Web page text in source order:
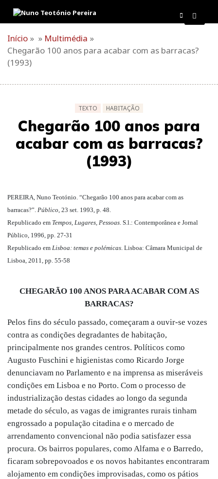
Início » » Multimédia »
Chegarão 100 anos para acabar com as barracas?
(1993)
TEXTO HABITAÇÃO
Chegarão 100 anos para
acabar com as barracas?
(1993)
PEREIRA, Nuno Teotónio. “Chegarão 100 anos para acabar com as
barracas?”. Público , 23 set. 1993, p. 48.
Republicado em Tempos, Lugares, Pessoas . S.l.: Contemporânea e Jornal
Público, 1996, pp. 27-31
Republicado em Lisboa: temas e polémicas . Lisboa: Câmara Municipal de
Lisboa, 2011, pp. 55-58
CHEGARÃO 100 ANOS PARA ACABAR COM AS
BARRACAS?
Pelos fins do século passado, começaram a ouvir-se vozes
contra as condições degradantes de habitação,
principalmente nos grandes centros. Políticos como
Augusto Fuschini e higienistas como Ricardo Jorge
denunciavam no Parlamento e na imprensa as miseráveis
condições em Lisboa e no Porto. Com o processo de
industrialização destas cidades ao longo da segunda
metade do século, as vagas de imigrantes rurais tinham
engrossado a população citadina e o mercado de
arrendamento convencional não podia satisfazer essa
procura. Os bairros populares, como Alfama e o Barredo,
ficaram sobrepovoados e os novos habitantes encontraram
alojamento em condições improvisadas, como os pátios